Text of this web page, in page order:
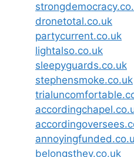
dronetotal.co.uk
partycurrent.co.uk
lightalso.co.uk
sleepyguards.co.uk
stephensmoke.co.uk
belongsthey.co.uk